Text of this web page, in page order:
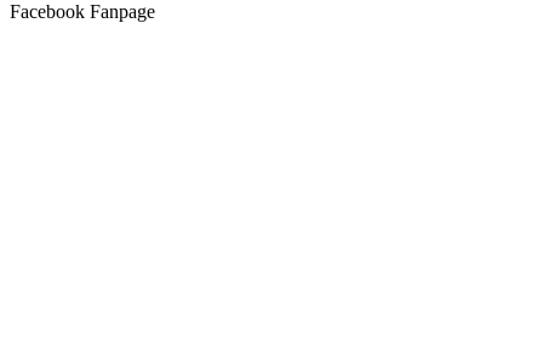
Facebook Fanpage